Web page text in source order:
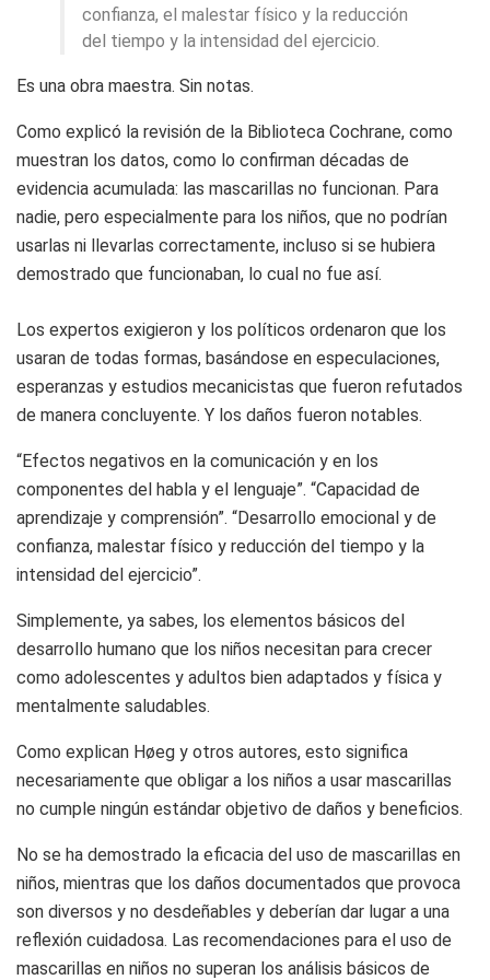
confianza, el malestar físico y la reducción
del tiempo y la intensidad del ejercicio.
Es una obra maestra. Sin notas.
Como explicó la revisión de la Biblioteca Cochrane, como
muestran los datos, como lo confirman décadas de
evidencia acumulada: las mascarillas no funcionan. Para
nadie, pero especialmente para los niños, que no podrían
usarlas ni llevarlas correctamente, incluso si se hubiera
demostrado que funcionaban, lo cual no fue así.
Los expertos exigieron y los políticos ordenaron que los
usaran de todas formas, basándose en especulaciones,
esperanzas y estudios mecanicistas que fueron refutados
de manera concluyente. Y los daños fueron notables.
“Efectos negativos en la comunicación y en los
componentes del habla y el lenguaje”. “Capacidad de
aprendizaje y comprensión”. “Desarrollo emocional y de
confianza, malestar físico y reducción del tiempo y la
intensidad del ejercicio”.
Simplemente, ya sabes, los elementos básicos del
desarrollo humano que los niños necesitan para crecer
como adolescentes y adultos bien adaptados y física y
mentalmente saludables.
Como explican Høeg y otros autores, esto significa
necesariamente que obligar a los niños a usar mascarillas
no cumple ningún estándar objetivo de daños y beneficios.
No se ha demostrado la eficacia del uso de mascarillas en
niños, mientras que los daños documentados que provoca
son diversos y no desdeñables y deberían dar lugar a una
reflexión cuidadosa. Las recomendaciones para el uso de
mascarillas en niños no superan los análisis básicos de